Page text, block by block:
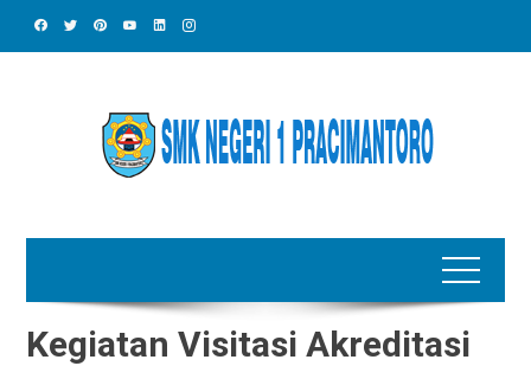
Kegiatan Visitasi Akreditasi